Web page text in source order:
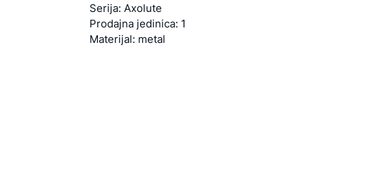
Serija: Axolute
Prodajna jedinica: 1
Materijal: metal